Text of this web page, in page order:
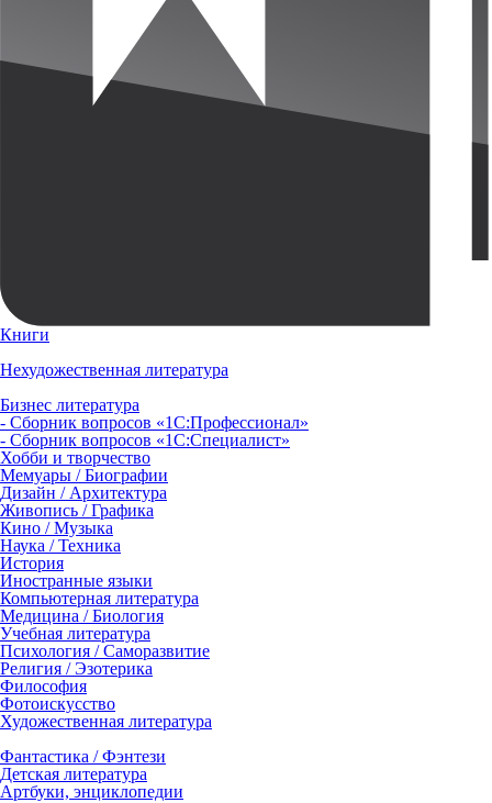
Книги
Нехудожественная литература
Бизнес литература
- Сборник вопросов «1С:Профессионал»
- Сборник вопросов «1С:Специалист»
Хобби и творчество
Мемуары / Биографии
Дизайн / Архитектура
Живопись / Графика
Кино / Музыка
Наука / Техника
История
Иностранные языки
Компьютерная литература
Медицина / Биология
Учебная литература
Психология / Саморазвитие
Религия / Эзотерика
Философия
Фотоискусство
Художественная литература
Фантастика / Фэнтези
Детская литература
Артбуки, энциклопедии